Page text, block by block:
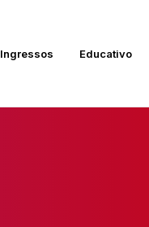
Ingressos Educativo